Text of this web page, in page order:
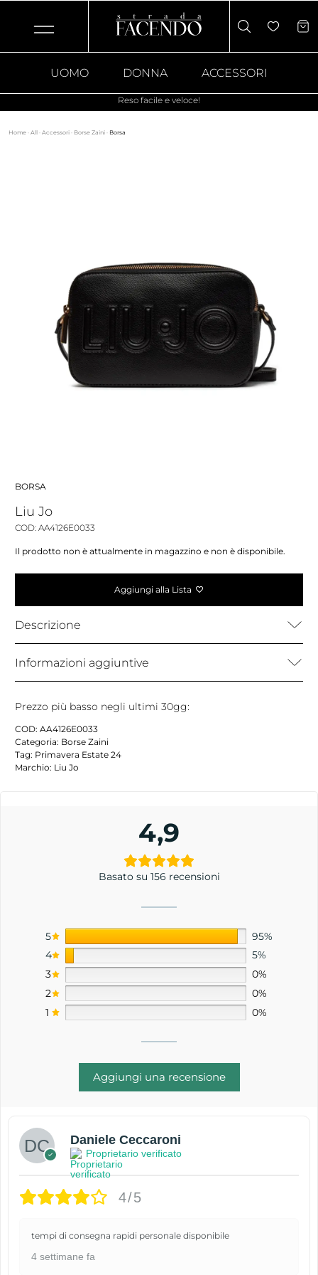
UOMO DONNA ACCESSORI
Reso facile e veloce!
Home · All · Accessori · Borse Zaini · Borsa
BORSA
Liu Jo
COD: AA4126E0033
Il prodotto non è attualmente in magazzino e non è disponibile.
Aggiungi alla Lista
Descrizione
Informazioni aggiuntive
Prezzo più basso negli ultimi 30gg:
COD: AA4126E0033
Categoria: Borse Zaini
Tag: Primavera Estate 24
Marchio: Liu Jo
4,9
Basato su 156 recensioni
5
95%
4
5%
3
0%
2
0%
1
0%
Aggiungi una recensione
Daniele Ceccaroni
Proprietario verificato
4/5
tempi di consegna rapidi personale disponibile
4 settimane fa